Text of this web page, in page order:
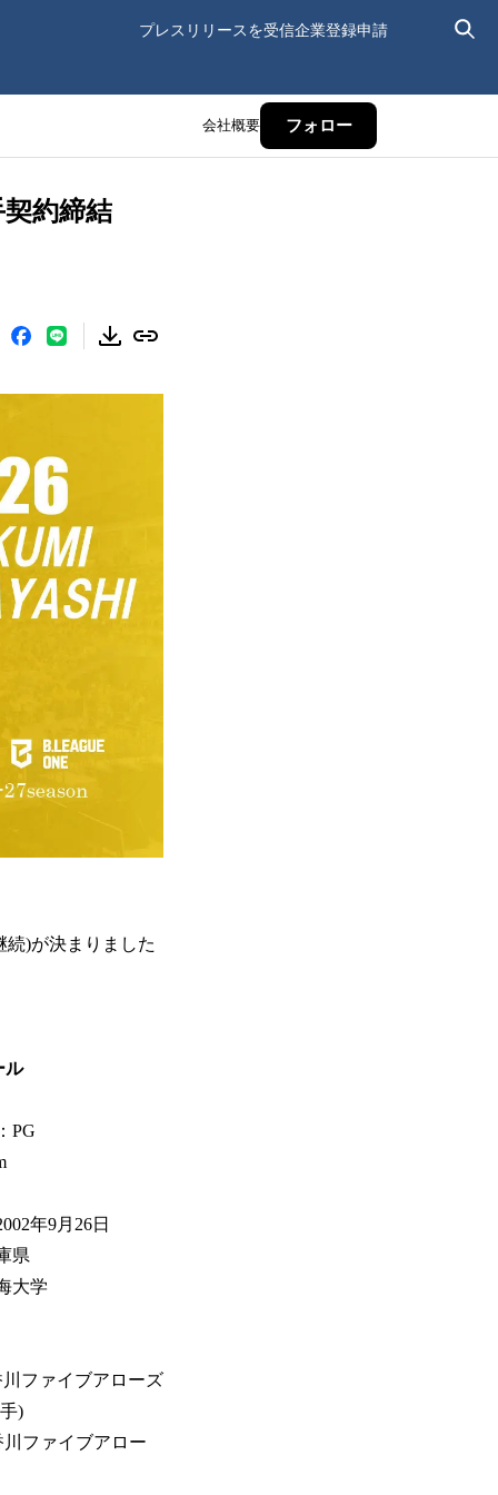
プレスリリースを受信企業登録申請
会社概要 フォロー
契約締結
続)が決まりました
ル
PG
年9月26日
県
大学
ァイブアローズ
)
ァイブアロー